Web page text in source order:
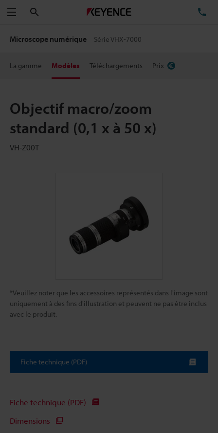
Menu
Microscope numérique Série VHX-7000
La gamme Modèles Téléchargements Prix
Objectif macro/zoom
standard (0,1 x à 50 x)
VH-Z00T
*Veuillez noter que les accessoires représentés dans l'image sont
uniquement à des fins d'illustration et peuvent ne pas être inclus
avec le produit.
Fiche technique (PDF)
Fiche technique (PDF)
Dimensions